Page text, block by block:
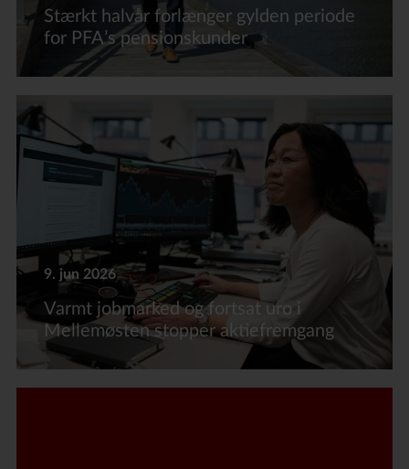
Stærkt halvår forlænger gylden periode
for PFA’s pensionskunder
9. jun 2026
Varmt jobmarked og fortsat uro i
Mellemøsten stopper aktiefremgang